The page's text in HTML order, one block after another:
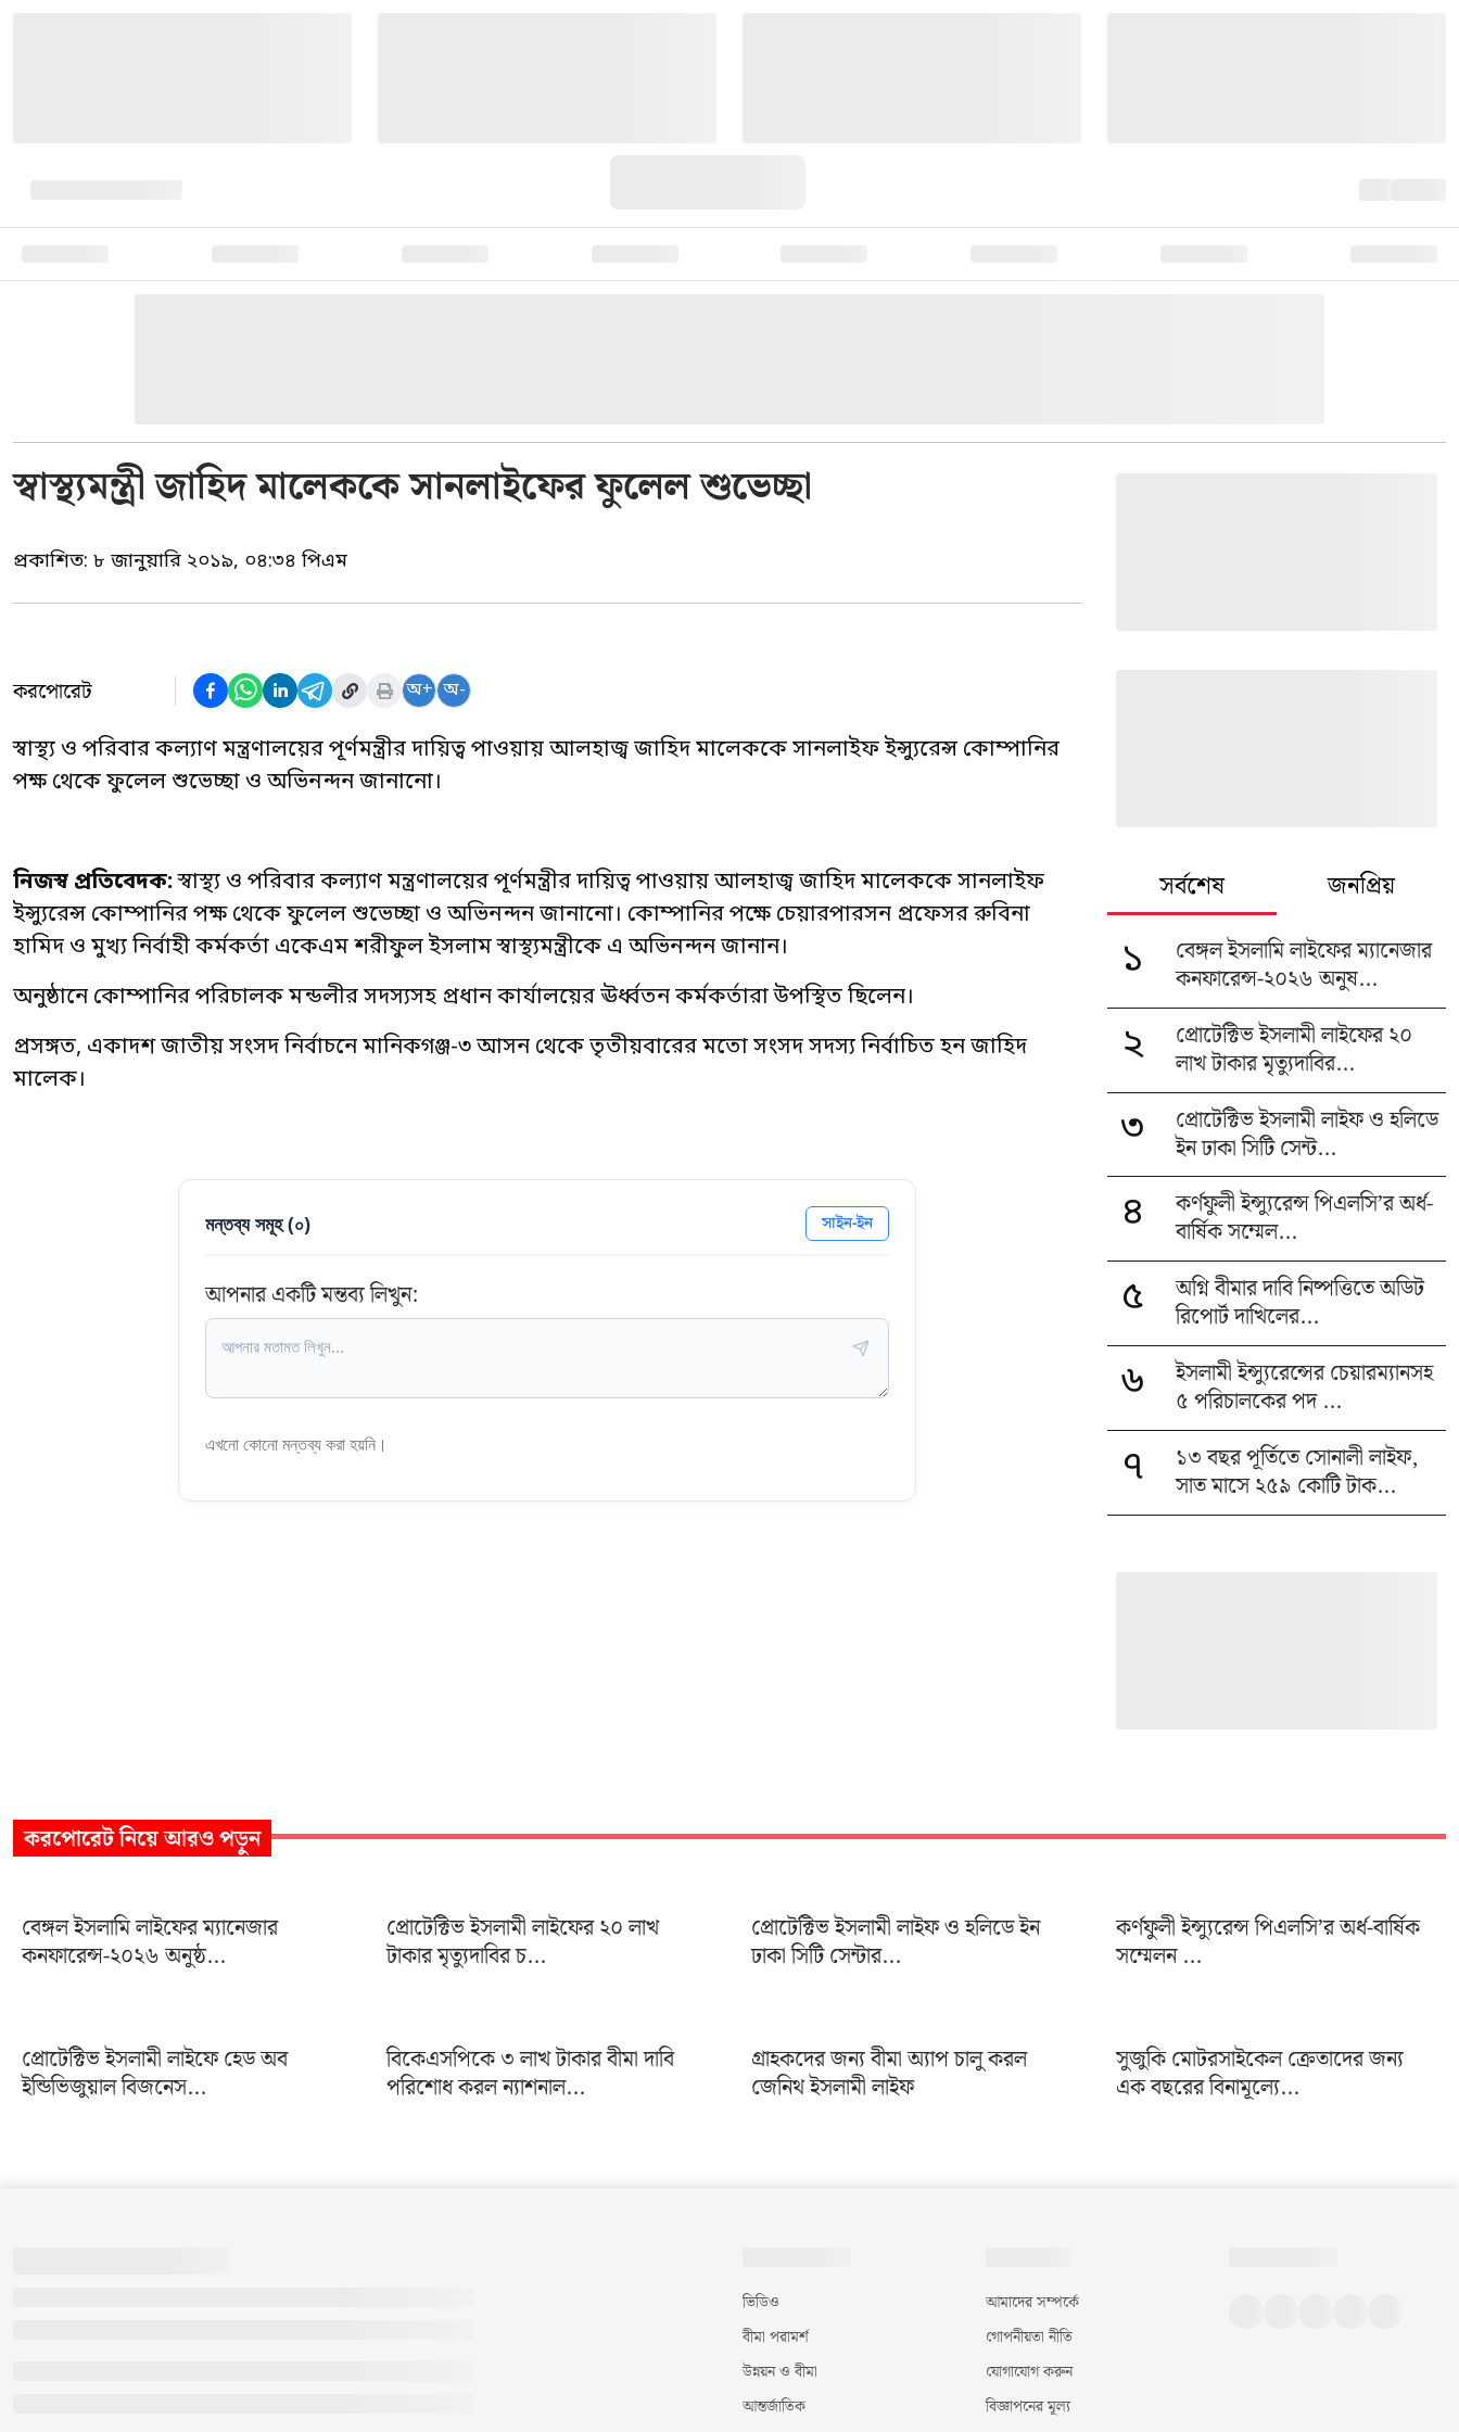
স্বাস্থ্যমন্ত্রী জাহিদ মালেককে সানলাইফের ফুলেল শুভেচ্ছা
প্রকাশিত: ৮ জানুয়ারি ২০১৯, ০৪:৩৪ পিএম
করপোরেট অ+ অ-
স্বাস্থ্য ও পরিবার কল্যাণ মন্ত্রণালয়ের পূর্ণমন্ত্রীর দায়িত্ব পাওয়ায় আলহাজ্ব জাহিদ মালেককে সানলাইফ ইন্স্যুরেন্স কোম্পানির
পক্ষ থেকে ফুলেল শুভেচ্ছা ও অভিনন্দন জানানো।
নিজস্ব প্রতিবেদক:স্বাস্থ্য ও পরিবার কল্যাণ মন্ত্রণালয়ের পূর্ণমন্ত্রীর দায়িত্ব পাওয়ায় আলহাজ্ব জাহিদ মালেককে সানলাইফ
ইন্স্যুরেন্স কোম্পানির পক্ষ থেকে ফুলেল শুভেচ্ছা ও অভিনন্দন জানানো। কোম্পানির পক্ষে চেয়ারপারসন প্রফেসর রুবিনা
হামিদ ও মুখ্য নির্বাহী কর্মকর্তা একেএম শরীফুল ইসলাম স্বাস্থ্যমন্ত্রীকে এ অভিনন্দন জানান।
অনুষ্ঠানে কোম্পানির পরিচালক মন্ডলীর সদস্যসহ প্রধান কার্যালয়ের ঊর্ধ্বতন কর্মকর্তারা উপস্থিত ছিলেন।
প্রসঙ্গত, একাদশ জাতীয় সংসদ নির্বাচনে মানিকগঞ্জ-৩ আসন থেকে তৃতীয়বারের মতো সংসদ সদস্য নির্বাচিত হন জাহিদ
মালেক।
মন্তব্য সমূহ (০) সাইন-ইন
আপনার একটি মন্তব্য লিখুন:
এখনো কোনো মন্তব্য করা হয়নি।
সর্বশেষ জনপ্রিয়
১
বেঙ্গল ইসলামি লাইফের ম্যানেজার
কনফারেন্স-২০২৬ অনুষ...
২
প্রোটেক্টিভ ইসলামী লাইফের ২০
লাখ টাকার মৃত্যুদাবির...
৩
প্রোটেক্টিভ ইসলামী লাইফ ও হলিডে
ইন ঢাকা সিটি সেন্ট...
৪
কর্ণফুলী ইন্স্যুরেন্স পিএলসি’র অর্ধ-
বার্ষিক সম্মেল...
৫
অগ্নি বীমার দাবি নিষ্পত্তিতে অডিট
রিপোর্ট দাখিলের...
৬
ইসলামী ইন্স্যুরেন্সের চেয়ারম্যানসহ
৫ পরিচালকের পদ ...
৭
১৩ বছর পূর্তিতে সোনালী লাইফ,
সাত মাসে ২৫৯ কোটি টাক...
করপোরেটনিয়ে আরও পড়ুন
বেঙ্গল ইসলামি লাইফের ম্যানেজার
কনফারেন্স-২০২৬ অনুষ্ঠ...
প্রোটেক্টিভ ইসলামী লাইফের ২০ লাখ
টাকার মৃত্যুদাবির চ...
প্রোটেক্টিভ ইসলামী লাইফ ও হলিডে ইন
ঢাকা সিটি সেন্টার...
কর্ণফুলী ইন্স্যুরেন্স পিএলসি’র অর্ধ-বার্ষিক
সম্মেলন ...
প্রোটেক্টিভ ইসলামী লাইফে হেড অব
ইন্ডিভিজুয়াল বিজনেস...
বিকেএসপিকে ৩ লাখ টাকার বীমা দাবি
পরিশোধ করল ন্যাশনাল...
গ্রাহকদের জন্য বীমা অ্যাপ চালু করল
জেনিথ ইসলামী লাইফ
সুজুকি মোটরসাইকেল ক্রেতাদের জন্য
এক বছরের বিনামূল্যে...
ভিডিও
বীমা পরামর্শ
উন্নয়ন ও বীমা
আন্তর্জাতিক
আমাদের সম্পর্কে
গোপনীয়তা নীতি
যোগাযোগ করুন
বিজ্ঞাপনের মূল্য